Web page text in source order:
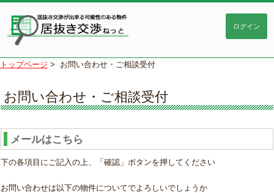
トップページ > お問い合わせ・ご相談受付
お問い合わせ・ご相談受付
メールはこちら
下の各項目にご記入の上、「確認」ボタンを押してください
お問い合わせは以下の物件についてでよろしいでしょうか